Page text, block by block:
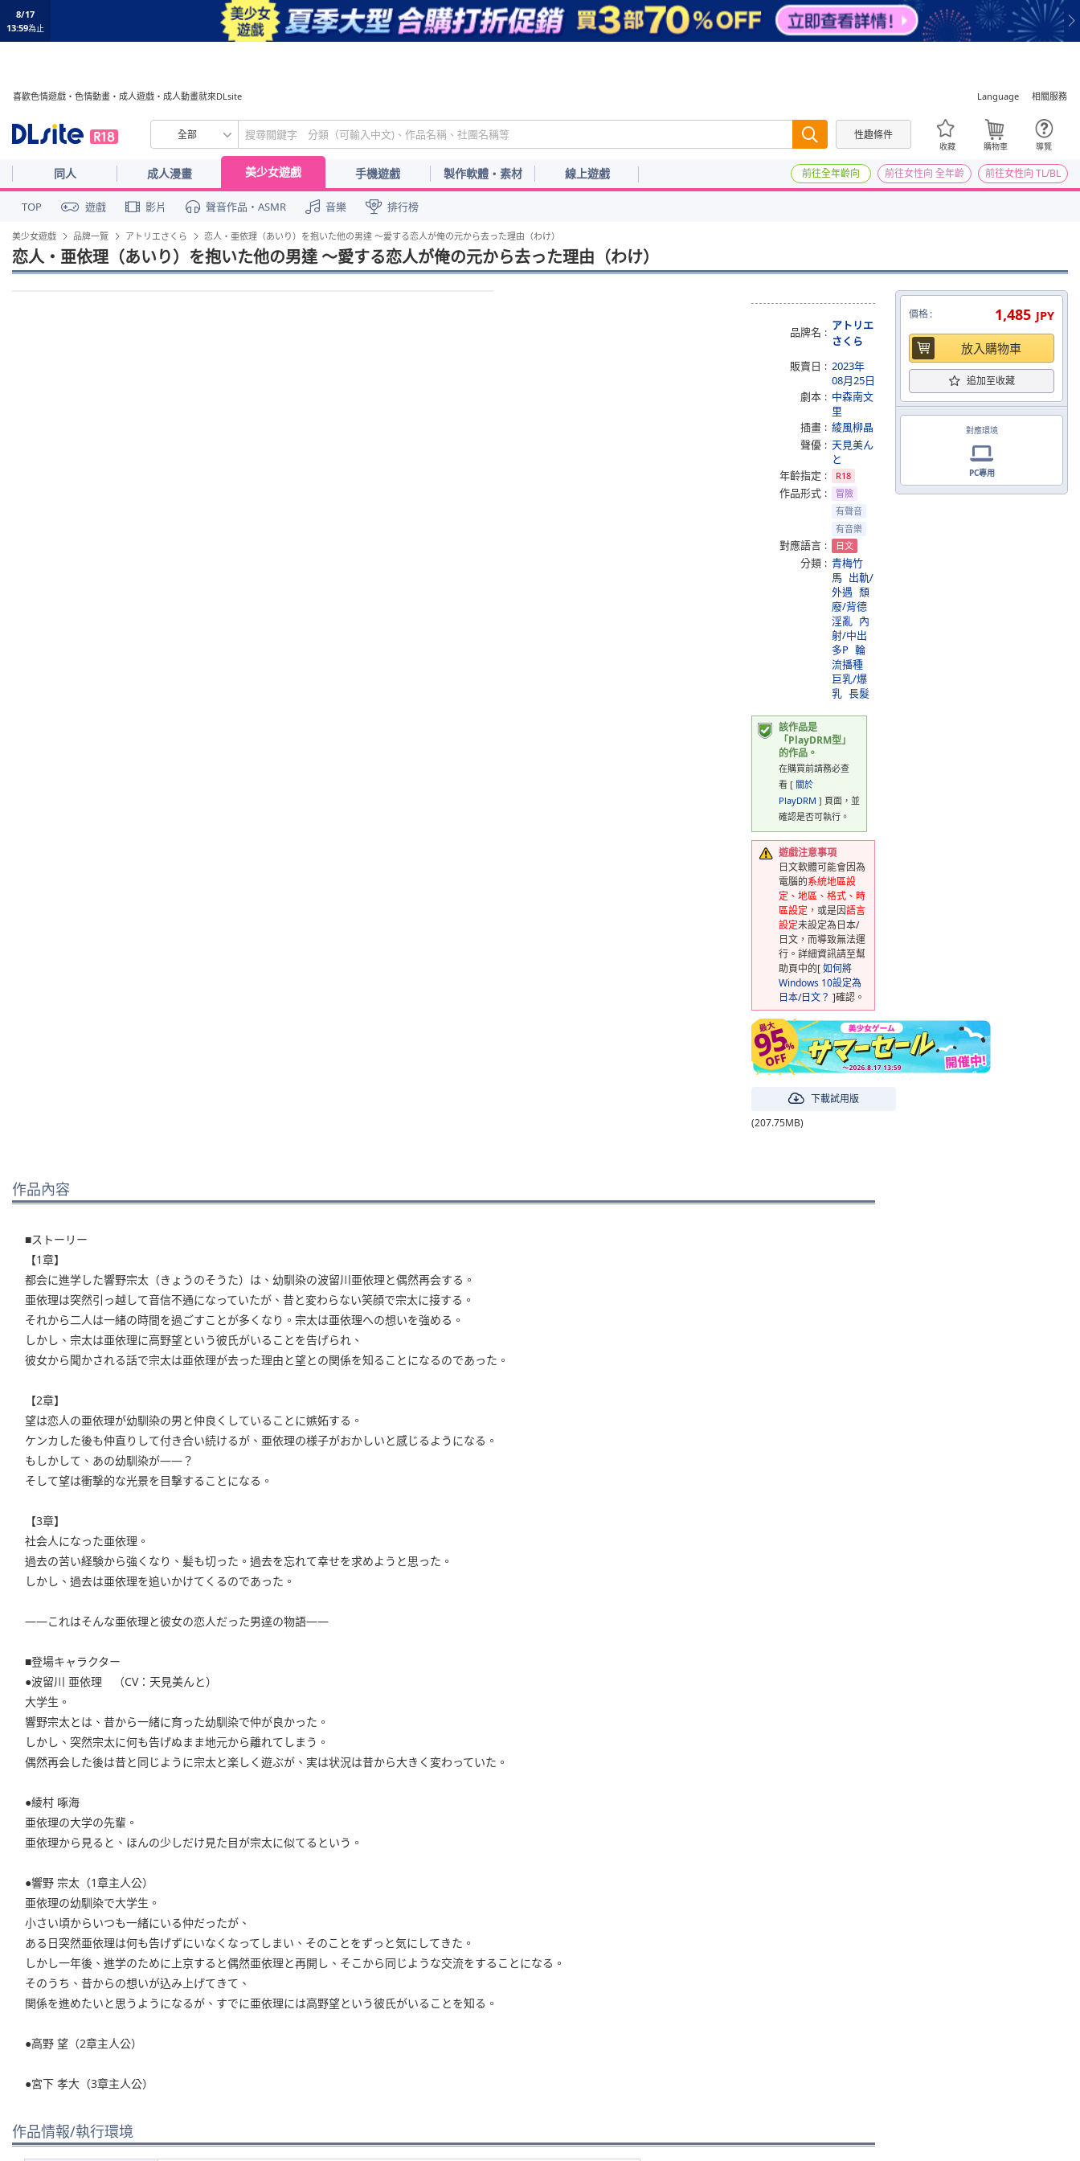
8/17
13:59為止
喜歡色情遊戲・色情動畫・成人遊戲・成人動畫就來DLsite Language 相關服務
全部 性趣條件
收藏 購物車 導覽
同人 成人漫畫 美少女遊戲 手機遊戲 製作軟體・素材 線上遊戲 前往全年齡向 前往女性向 全年齡 前往女性向 TL/BL
TOP 遊戲 影片 聲音作品・ASMR 音樂 排行榜
美少女遊戲 品牌一覽 アトリエさくら 恋人・亜依理（あいり）を抱いた他の男達 ～愛する恋人が俺の元から去った理由（わけ）
恋人・亜依理（あいり）を抱いた他の男達 ～愛する恋人が俺の元から去った理由（わけ）
品牌名
アトリエ
さくら
販賣日
2023年
08月25日
劇本
中森南文
里
插畫
綾風柳晶
聲優
天見美ん
と
年齡指定
R18
作品形式
冒險
有聲音
有音樂
對應語言 日文
分類
青梅竹
馬 出軌/
外遇 頹
廢/背德
淫亂 內
射/中出
多P 輪
流播種
巨乳/爆
乳 長髮
該作品是
「PlayDRM型」
的作品。
在購買前請務必查
看 [ 關於
PlayDRM ] 頁面，並
確認是否可執行。
遊戲注意事項
日文軟體可能會因為
電腦的系統地區設
定、地區、格式、時
區設定， 或是因語言
設定未設定為日本/
日文，而導致無法運
行。詳細資訊請至幫
助頁中的[如何將
Windows 10設定為
日本/日文？ ]確認。
下載試用版
(207.75MB)
作品內容
■ストーリー
【1章】
都会に進学した響野宗太（きょうのそうた）は、幼馴染の波留川亜依理と偶然再会する。
亜依理は突然引っ越して音信不通になっていたが、昔と変わらない笑顔で宗太に接する。
それから二人は一緒の時間を過ごすことが多くなり。宗太は亜依理への想いを強める。
しかし、宗太は亜依理に高野望という彼氏がいることを告げられ、
彼女から聞かされる話で宗太は亜依理が去った理由と望との関係を知ることになるのであった。
【2章】
望は恋人の亜依理が幼馴染の男と仲良くしていることに嫉妬する。
ケンカした後も仲直りして付き合い続けるが、亜依理の様子がおかしいと感じるようになる。
もしかして、あの幼馴染が――？
そして望は衝撃的な光景を目撃することになる。
【3章】
社会人になった亜依理。
過去の苦い経験から強くなり、髪も切った。過去を忘れて幸せを求めようと思った。
しかし、過去は亜依理を追いかけてくるのであった。
――これはそんな亜依理と彼女の恋人だった男達の物語――
■登場キャラクター
●波留川 亜依理 （CV：天見美んと）
大学生。
響野宗太とは、昔から一緒に育った幼馴染で仲が良かった。
しかし、突然宗太に何も告げぬまま地元から離れてしまう。
偶然再会した後は昔と同じように宗太と楽しく遊ぶが、実は状況は昔から大きく変わっていた。
●綾村 啄海
亜依理の大学の先輩。
亜依理から見ると、ほんの少しだけ見た目が宗太に似てるという。
●響野 宗太（1章主人公）
亜依理の幼馴染で大学生。
小さい頃からいつも一緒にいる仲だったが、
ある日突然亜依理は何も告げずにいなくなってしまい、そのことをずっと気にしてきた。
しかし一年後、進学のために上京すると偶然亜依理と再開し、そこから同じような交流をすることになる。
そのうち、昔からの想いが込み上げてきて、
関係を進めたいと思うようになるが、すでに亜依理には高野望という彼氏がいることを知る。
●高野 望（2章主人公）
●宮下 孝大（3章主人公）
作品情報/執行環境
價格 1,485 JPY
放入購物車
追加至收藏
對應環境
PC專用